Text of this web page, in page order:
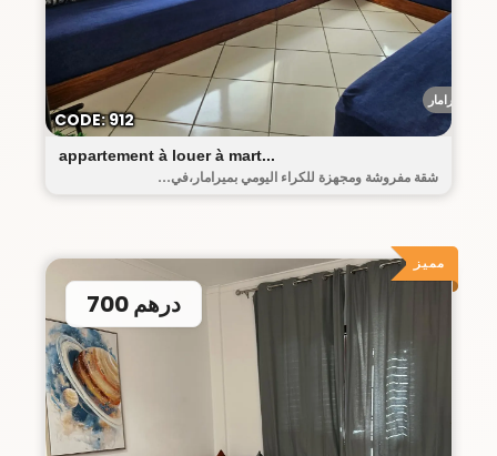
ميرامار
appartement à louer à mart...
شقة مفروشة ومجهزة للكراء اليومي بميرامار،في...
CODE: 912
مميز
700 درهم